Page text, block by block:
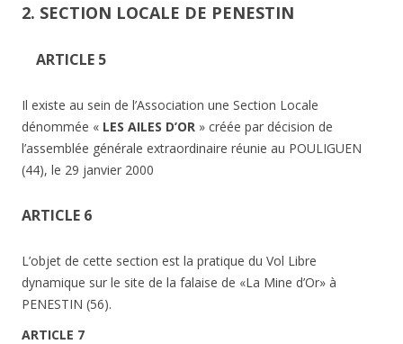
2. SECTION LOCALE DE PENESTIN
ARTICLE 5
Il existe au sein de l’Association une Section Locale
dénommée « LES AILES D’OR » créée par décision de
l’assemblée générale extraordinaire réunie au POULIGUEN
(44), le 29 janvier 2000
ARTICLE 6
L’objet de cette section est la pratique du Vol Libre
dynamique sur le site de la falaise de «La Mine d’Or» à
PENESTIN (56).
ARTICLE 7